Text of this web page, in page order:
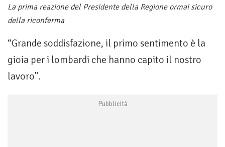
La prima reazione del Presidente della Regione ormai sicuro
della riconferma
“Grande soddisfazione, il primo sentimento è la
gioia per i lombardi che hanno capito il nostro
lavoro”.